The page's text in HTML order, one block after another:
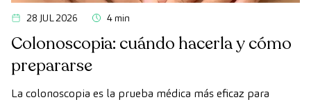
28 JUL 2026 4 min
Colonoscopia: cuándo hacerla y cómo
prepararse
La colonoscopia es la prueba médica más eficaz para